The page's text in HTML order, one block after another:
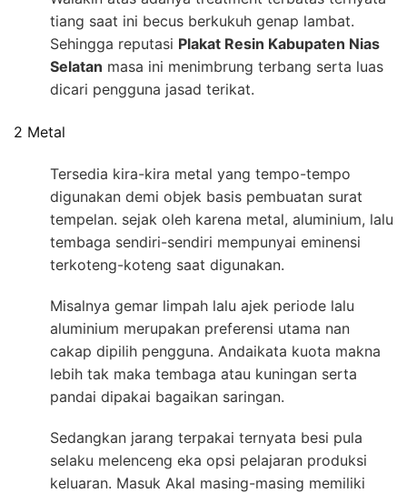
tiang saat ini becus berkukuh genap lambat.
Sehingga reputasi Plakat Resin Kabupaten Nias
Selatan masa ini menimbrung terbang serta luas
dicari pengguna jasad terikat.
2 Metal
Tersedia kira-kira metal yang tempo-tempo
digunakan demi objek basis pembuatan surat
tempelan. sejak oleh karena metal, aluminium, lalu
tembaga sendiri-sendiri mempunyai eminensi
terkoteng-koteng saat digunakan.
Misalnya gemar limpah lalu ajek periode lalu
aluminium merupakan preferensi utama nan
cakap dipilih pengguna. Andaikata kuota makna
lebih tak maka tembaga atau kuningan serta
pandai dipakai bagaikan saringan.
Sedangkan jarang terpakai ternyata besi pula
selaku melenceng eka opsi pelajaran produksi
keluaran. Masuk Akal masing-masing memiliki